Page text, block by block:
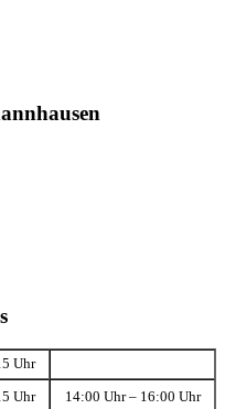
Uhr
Uhr 14:00 Uhr – 16:00 Uhr